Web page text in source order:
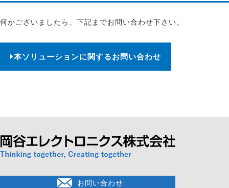
何かございましたら、下記までお問い合わせ下さい。
本ソリューションに関するお問い合わせ
お問い合わせ